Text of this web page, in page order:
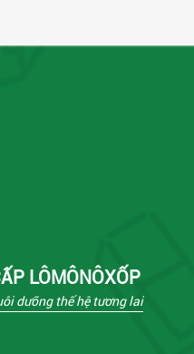
LÔMÔNÔXỐP
dưỡng thế hệ tương lai